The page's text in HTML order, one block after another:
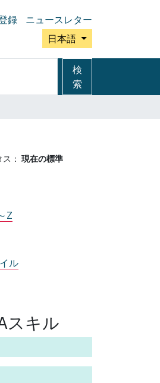
録
ニュースレター
日本語
検
索
： 現在の標準
Z
ル
スキル